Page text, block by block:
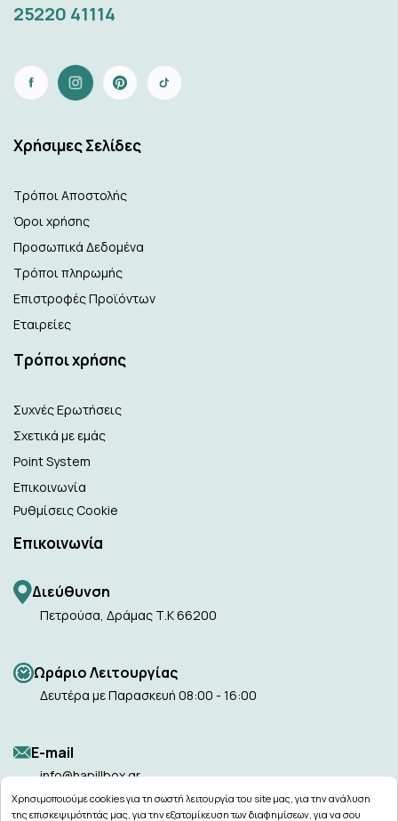
25220 41114
Xρήσιμες Σελίδες
Τρόποι Αποστολής
Όροι χρήσης
Προσωπικά Δεδομένα
Τρόποι πληρωμής
Επιστροφές Προϊόντων
Εταιρείες
Τρόποι χρήσης
Συχνές Ερωτήσεις
Σχετικά με εμάς
Point System
Επικοινωνία
Ρυθμίσεις Cookie
Επικοινωνία
Διεύθυνση
Πετρούσα, Δράμας Τ.Κ 66200
Ωράριο Λειτουργίας
Δευτέρα με Παρασκευή 08:00 - 16:00
Ε-mail
info@hapillbox.gr
Χρησιμοποιούμε cookies για τη σωστή λειτουργία του site μας, για την ανάλυση
της επισκεψιμότητάς μας, για την εξατομίκευση των διαφημίσεων, για να σου